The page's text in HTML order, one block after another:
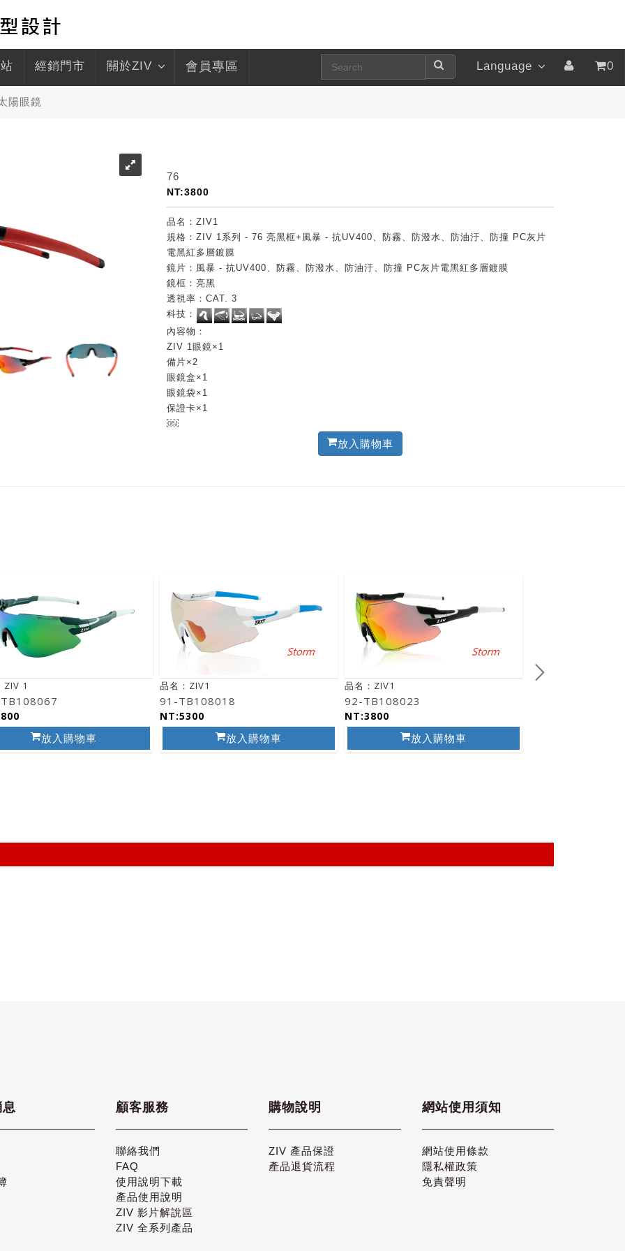
經銷門市 關於ZIV 會員專區 Language 0
陽眼鏡
76
NT:3800
品名：ZIV1
規格：ZIV 1系列 - 76 亮黑框+風暴 - 抗UV400、防霧、防潑水、防油汙、防撞 PC灰片
電黑紅多層鍍膜
鏡片：風暴 - 抗UV400、防霧、防潑水、防油汙、防撞 PC灰片電黑紅多層鍍膜
鏡框：亮黑
透視率：CAT. 3
科技：
內容物：
ZIV 1眼鏡×1
備片×2
眼鏡盒×1
眼鏡袋×1
保證卡×1
￼
放入購物車
ZIV 1
放入購物車
品名：ZIV1
91-TB108018
NT:5300
放入購物車
品名：ZIV1
92-TB108023
NT:3800
放入購物車
品名：ZIV1
顧客服務
聯絡我們
FAQ
使用說明下載
產品使用說明
ZIV 影片解說區
ZIV 全系列產品
購物說明
ZIV 產品保證
產品退貨流程
網站使用須知
網站使用條款
隱私權政策
免責聲明